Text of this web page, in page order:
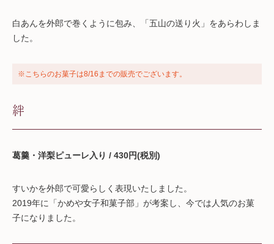
白あんを外郎で巻くように包み、「五山の送り火」をあらわしま
した。
※こちらのお菓子は8/16までの販売でございます。
絆
葛羹・洋梨ピューレ入り / 430円(税別)
すいかを外郎で可愛らしく表現いたしました。
2019年に「かめや女子和菓子部」が考案し、今では人気のお菓
子になりました。